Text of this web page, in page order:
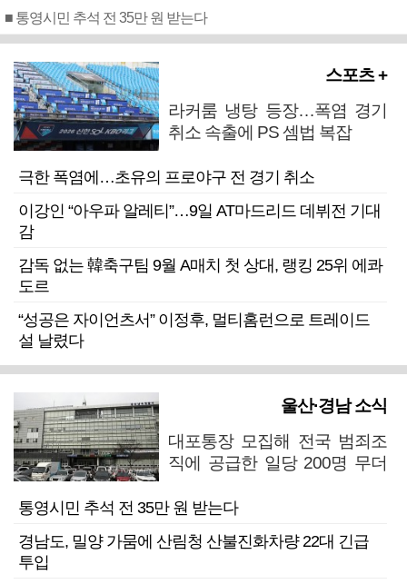
■ 통영시민 추석 전 35만 원 받는다
스포츠 +
라커룸 냉탕 등장…폭염 경기
취소 속출에 PS 셈법 복잡
극한 폭염에…초유의 프로야구 전 경기 취소
이강인 “아우파 알레티”…9일 AT마드리드 데뷔전 기대
감
감독 없는 韓축구팀 9월 A매치 첫 상대, 랭킹 25위 에콰
도르
“성공은 자이언츠서” 이정후, 멀티홈런으로 트레이드
설 날렸다
울산·경남 소식
대포통장 모집해 전국 범죄조
직에 공급한 일당 200명 무더
통영시민 추석 전 35만 원 받는다
경남도, 밀양 가뭄에 산림청 산불진화차량 22대 긴급
투입